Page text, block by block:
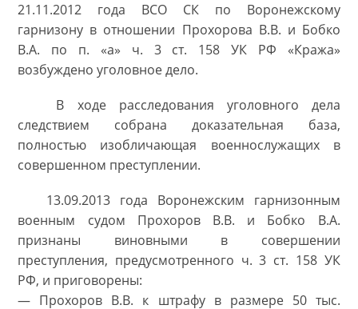
21.11.2012 года ВСО СК по Воронежскому
гарнизону в отношении Прохорова В.В. и Бобко
В.А. по п. «а» ч. 3 ст. 158 УК РФ «Кража»
возбуждено уголовное дело.
В ходе расследования уголовного дела
следствием собрана доказательная база,
полностью изобличающая военнослужащих в
совершенном преступлении.
13.09.2013 года Воронежским гарнизонным
военным судом Прохоров В.В. и Бобко В.А.
признаны виновными в совершении
преступления, предусмотренного ч. 3 ст. 158 УК
РФ, и приговорены:
— Прохоров В.В. к штрафу в размере 50 тыс.